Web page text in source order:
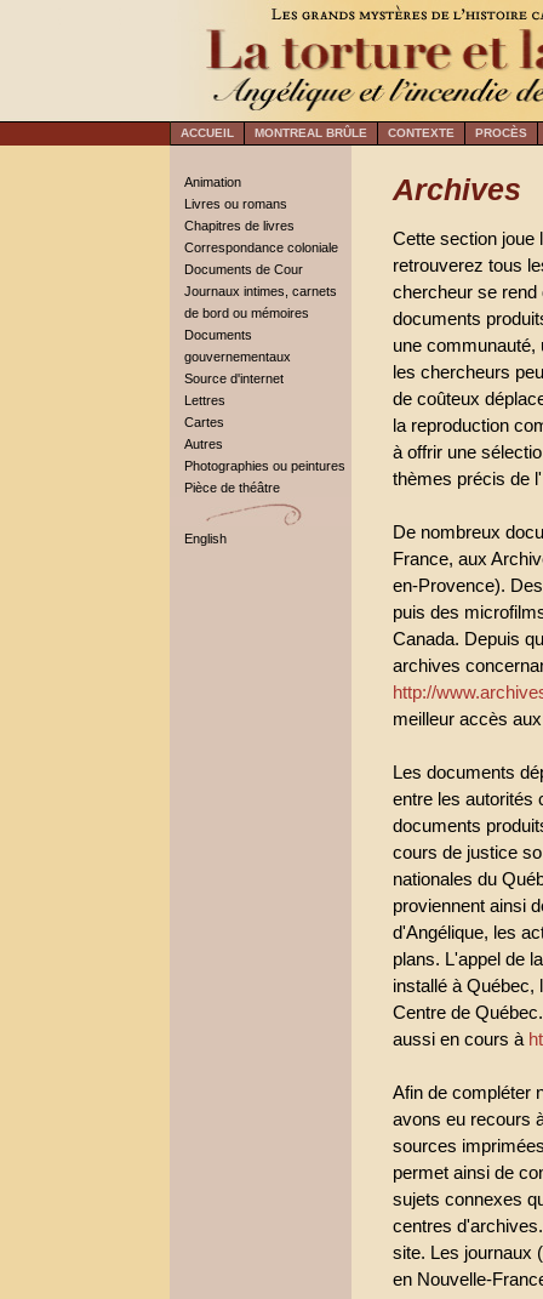
ACCUEIL MONTREAL BRÛLE CONTEXTE PROCÈS
Animation
Livres ou romans
Chapitres de livres
Correspondance coloniale
Documents de Cour
Journaux intimes, carnets
de bord ou mémoires
Documents
gouvernementaux
Source d'internet
Lettres
Cartes
Autres
Photographies ou peintures
Pièce de théâtre
English
Archives
Cette section joue
retrouverez tous
chercheur se
documents
une communauté,
les chercheurs
de coûteux
la reproduction
à offrir une
thèmes précis de
De nombreux
France, aux
en-Provence).
puis des
Canada. Depuis
archives
http://
meilleur accès
Les documents
entre les autorités
documents
cours de justice
nationales du
proviennent ainsi
d'Angélique, les
plans. L'appel de
installé à
Centre de
aussi en cours à
Afin de compléter
avons eu recours
sources
permet ainsi de
sujets connexes
centres
site. Les journaux
en Nouvelle-